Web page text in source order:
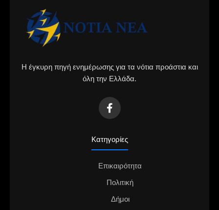
Η έγκυρη πηγή ενημέρωσης για τα νότια προάστια και
όλη την Ελλάδα.
Κατηγορίες
Επικαιρότητα
Πολιτική
Δήμοι